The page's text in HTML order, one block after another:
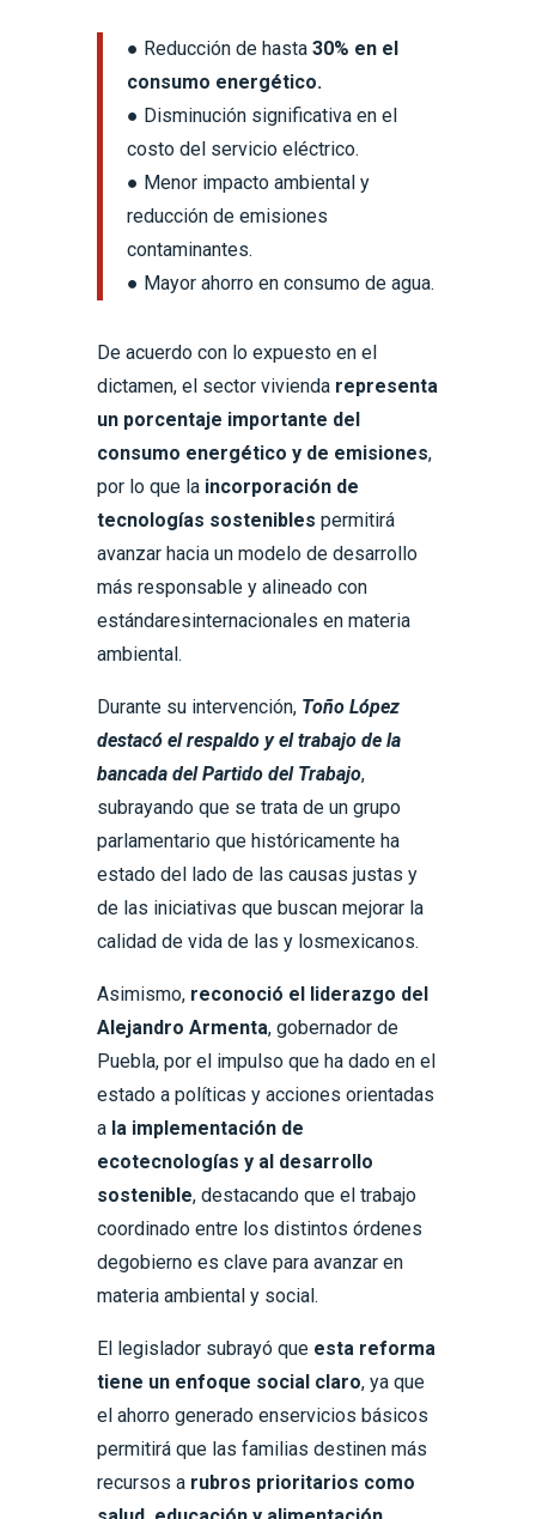
● Reducción de hasta 30% en el
consumo energético.
● Disminución significativa en el
costo del servicio eléctrico.
● Menor impacto ambiental y
reducción de emisiones
contaminantes.
● Mayor ahorro en consumo de agua.
De acuerdo con lo expuesto en el
dictamen, el sector vivienda representa
un porcentaje importante del
consumo energético y de emisiones,
por lo que la incorporación de
tecnologías sostenibles permitirá
avanzar hacia un modelo de desarrollo
más responsable y alineado con
estándaresinternacionales en materia
ambiental.
Durante su intervención, Toño López
destacó el respaldo y el trabajo de la
bancada del Partido del Trabajo,
subrayando que se trata de un grupo
parlamentario que históricamente ha
estado del lado de las causas justas y
de las iniciativas que buscan mejorar la
calidad de vida de las y losmexicanos.
Asimismo,reconoció el liderazgo del
Alejandro Armenta, gobernador de
Puebla, por el impulso que ha dado en el
estado a políticas y acciones orientadas
a la implementación de
ecotecnologías y al desarrollo
sostenible, destacando que el trabajo
coordinado entre los distintos órdenes
degobierno es clave para avanzar en
materia ambiental y social.
El legislador subrayó que esta reforma
tiene un enfoque social claro, ya que
el ahorro generado enservicios básicos
permitirá que las familias destinen más
recursos a rubros prioritarios como